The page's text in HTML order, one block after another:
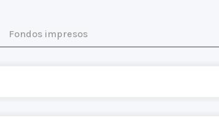
Fondos impresos